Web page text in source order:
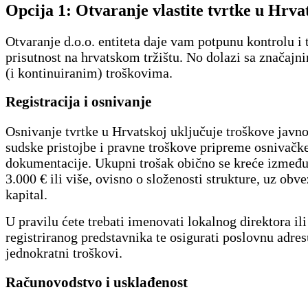
Opcija 1: Otvaranje vlastite tvrtke u
Otvaranje d.o.o. entiteta daje vam potpunu kontrolu i
prisutnost na hrvatskom tržištu. No dolazi sa
(i kontinuiranim) troškovima.
Registracija i osnivanje
Osnivanje tvrtke u Hrvatskoj uključuje troškove
sudske pristojbe i pravne troškove pripreme
dokumentacije. Ukupni trošak obično se kreće
3.000 € ili više, ovisno o složenosti strukture, uz
kapital.
U pravilu ćete trebati imenovati lokalnog direktora ili
registriranog predstavnika te osigurati poslovnu
jednokratni troškovi.
Računovodstvo i usklađenost